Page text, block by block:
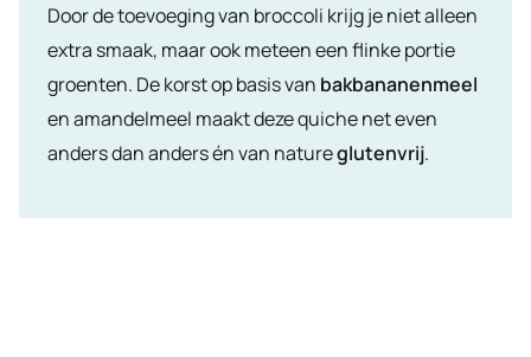
Door de toevoeging van broccoli krijg je niet alleen
extra smaak, maar ook meteen een flinke portie
groenten. De korst op basis van bakbananenmeel
en amandelmeel maakt deze quiche net even
anders dan anders én van natureglutenvrij.